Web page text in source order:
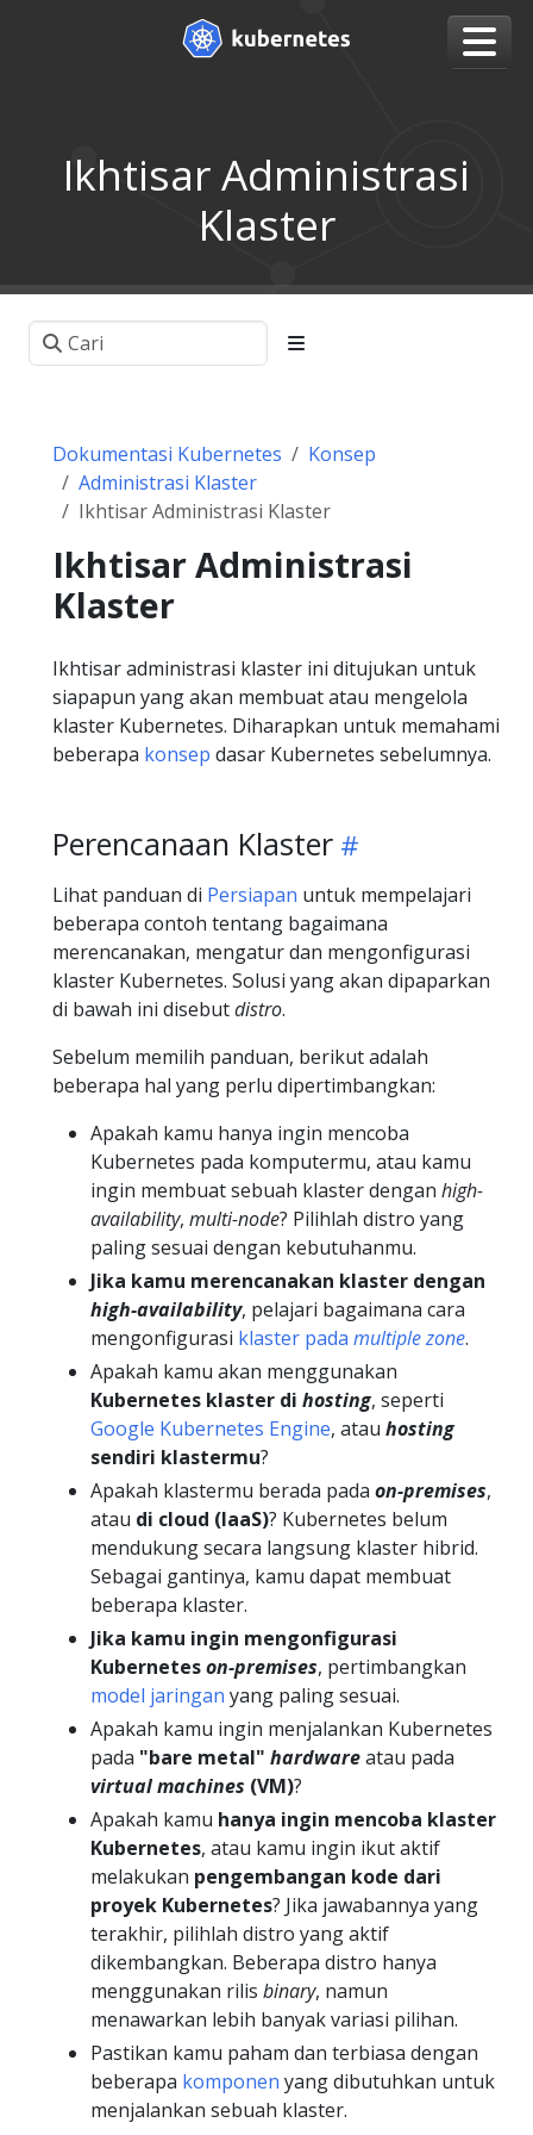
Ikhtisar Administrasi
Klaster
Dokumentasi Kubernetes
Konsep
Administrasi Klaster
Ikhtisar Administrasi Klaster
Ikhtisar Administrasi
Klaster
Ikhtisar administrasi klaster ini ditujukan untuk
siapapun yang akan membuat atau mengelola
klaster Kubernetes. Diharapkan untuk memahami
beberapa konsep dasar Kubernetes sebelumnya.
Perencanaan Klaster
Lihat panduan di Persiapan untuk mempelajari
beberapa contoh tentang bagaimana
merencanakan, mengatur dan mengonfigurasi
klaster Kubernetes. Solusi yang akan dipaparkan
di bawah ini disebutdistro.
Sebelum memilih panduan, berikut adalah
beberapa hal yang perlu dipertimbangkan:
Apakah kamu hanya ingin mencoba
Kubernetes pada komputermu, atau kamu
ingin membuat sebuah klaster dengan high-
availability, multi-node? Pilihlah distro yang
paling sesuai dengan kebutuhanmu.
Jika kamu merencanakan klaster dengan
high-availability, pelajari bagaimana cara
mengonfigurasi klaster pada multiple zone.
Apakah kamu akan menggunakan
Kubernetes klaster di hosting, seperti
Google Kubernetes Engine, atau hosting
sendiri klastermu?
Apakah klastermu berada pada on-premises,
atau di cloud (IaaS)? Kubernetes belum
mendukung secara langsung klaster hibrid.
Sebagai gantinya, kamu dapat membuat
beberapa klaster.
Jika kamu ingin mengonfigurasi
Kuberneteson-premises, pertimbangkan
model jaringan yang paling sesuai.
Apakah kamu ingin menjalankan Kubernetes
pada "bare metal" hardwareatau pada
virtual machines (VM)?
Apakah kamu hanya ingin mencoba klaster
Kubernetes, atau kamu ingin ikut aktif
melakukan pengembangan kode dari
proyek Kubernetes? Jika jawabannya yang
terakhir, pilihlah distro yang aktif
dikembangkan. Beberapa distro hanya
menggunakan rilis binary, namun
menawarkan lebih banyak variasi pilihan.
Pastikan kamu paham dan terbiasa dengan
beberapa komponen yang dibutuhkan untuk
menjalankan sebuah klaster.